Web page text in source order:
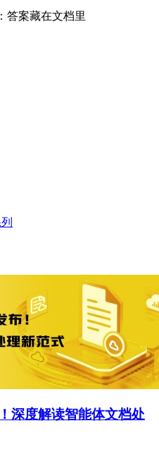
答案藏在文档里
深度解读智能体文档处